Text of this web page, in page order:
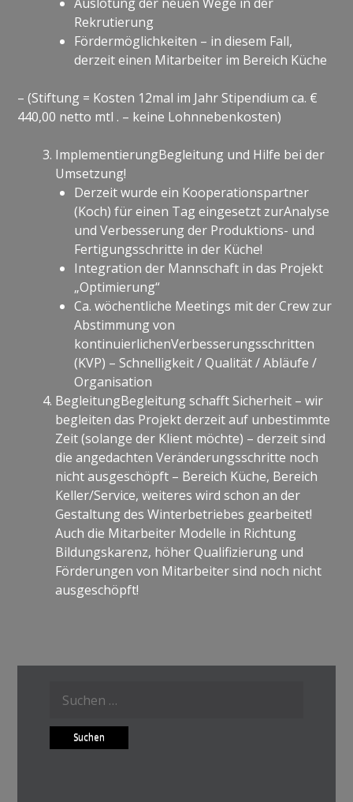
Rekrutierung
Fördermöglichkeiten – in diesem Fall,
derzeit einen Mitarbeiter im Bereich Küche
– (Stiftung = Kosten 12mal im Jahr Stipendium ca. €
440,00 netto mtl . – keine Lohnnebenkosten)
ImplementierungBegleitung und Hilfe bei der
Umsetzung!
Derzeit wurde ein Kooperationspartner
(Koch) für einen Tag eingesetzt zurAnalyse
und Verbesserung der Produktions- und
Fertigungsschritte in der Küche!
Integration der Mannschaft in das Projekt
„Optimierung“
Ca. wöchentliche Meetings mit der Crew zur
Abstimmung von
kontinuierlichenVerbesserungsschritten
(KVP) – Schnelligkeit / Qualität / Abläufe /
Organisation
BegleitungBegleitung schafft Sicherheit – wir
begleiten das Projekt derzeit auf unbestimmte
Zeit (solange der Klient möchte) – derzeit sind
die angedachten Veränderungsschritte noch
nicht ausgeschöpft – Bereich Küche, Bereich
Keller/Service, weiteres wird schon an der
Gestaltung des Winterbetriebes gearbeitet!
Auch die Mitarbeiter Modelle in Richtung
Bildungskarenz, höher Qualifizierung und
Förderungen von Mitarbeiter sind noch nicht
ausgeschöpft!
Suche
nach: